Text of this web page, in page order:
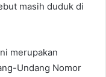
masih duduk di
merupakan
Undang Nomor